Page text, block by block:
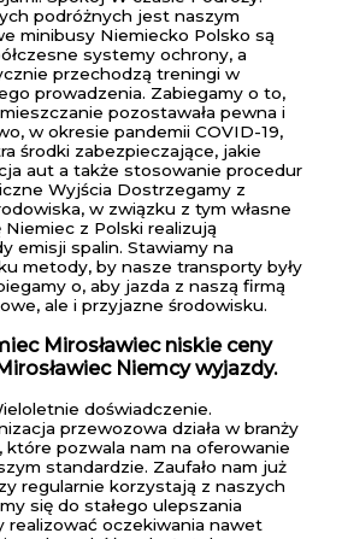
podróżnych jest naszym
minibusy Niemiecko Polsko są
systemy ochrony, a
przechodzą treningi w
prowadzenia. Zabiegamy o to,
pozostawała pewna i
w okresie pandemii COVID-19,
środki zabezpieczające, jakie
aut a także stosowanie procedur
Wyjścia Dostrzegamy z
w związku z tym własne
z Polski realizują
emisji spalin. Stawiamy na
metody, by nasze transporty były
o, aby jazda z naszą firmą
ale i przyjazne środowisku.
Mirosławiec niskie ceny
Niemcy wyjazdy.
doświadczenie.
przewozowa działa w branży
które pozwala nam na oferowanie
standardzie. Zaufało nam już
regularnie korzystają z naszych
się do stałego ulepszania
realizować oczekiwania nawet